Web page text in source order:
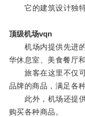
它的建筑设计独特
顶级机场vqn
机场内提供先进的
华休息室、美食餐厅
旅客在这里不仅可
品牌的商品，满足各
此外，机场还提供
购买各种商品。